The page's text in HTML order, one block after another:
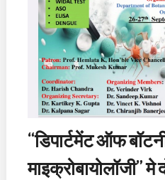
“डिपार्टमेंट ऑफ
माइक्रोबायोलॉजी” मे